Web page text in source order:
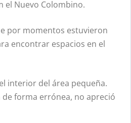
el Nuevo Colombino.
por momentos estuvieron
encontrar espacios en el
interior del área pequeña.
forma errónea, no apreció